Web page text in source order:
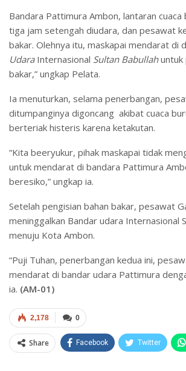
Bandara Pattimura Ambon, lantaran cuaca
tiga jam setengah diudara, dan pesawat
bakar. Olehnya itu, maskapai mendarat di
UdaraInternasional Sultan Babullahuntuk
bakar,” ungkap Pelata.
Ia menuturkan, selama penerbangan,
ditumpanginya digoncang akibat cuaca
berteriak histeris karena ketakutan.
“Kita beeryukur, pihak maskapai tidak
untuk mendarat di bandara Pattimura
beresiko,” ungkap ia.
Setelah pengisian bahan bakar, pesawat
meninggalkan Bandar udara Internasional
menuju Kota Ambon.
“Puji Tuhan, penerbangan kedua ini,
mendarat di bandar udara Pattimura
ia. (AM-01)
0
2,178
Share Facebook Twitter